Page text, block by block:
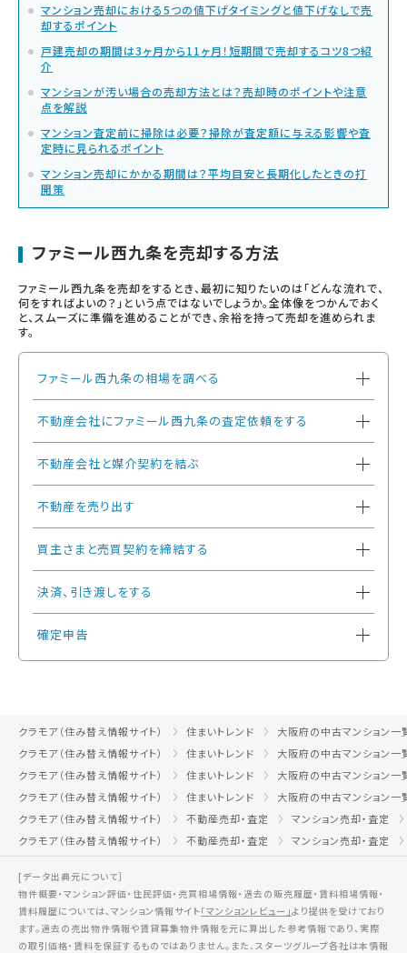
マンション売却における5つの値下げタイミングと値下げなしで売
却するポイント
戸建売却の期間は3ヶ月から11ヶ月！短期間で売却するコツ8つ紹
介
マンションが汚い場合の売却方法とは？売却時のポイントや注意
点を解説
マンション査定前に掃除は必要？掃除が査定額に与える影響や査
定時に見られるポイント
マンション売却にかかる期間は？平均目安と長期化したときの打
開策
ファミール西九条を売却する方法
ファミール西九条を売却をするとき、最初に知りたいのは「どんな流れで、
何をすればよいの？」という点ではないでしょうか。全体像をつかんでおく
と、スムーズに準備を進めることができ、余裕を持って売却を進められま
す。
ファミール西九条の相場を調べる
不動産会社にファミール西九条の査定依頼をする
不動産会社と媒介契約を結ぶ
不動産を売り出す
買主さまと売買契約を締結する
決済、引き渡しをする
確定申告
クラモア（住み替え情報サイト） 住まいトレンド
大阪府の中古マンション一
クラモア（住み替え情報サイト）
住まいトレンド
大阪府の中古マンション一
クラモア（住み替え情報サイト）
住まいトレンド
大阪府の中古マンション一
クラモア（住み替え情報サイト）
住まいトレンド
大阪府の中古マンション一
クラモア（住み替え情報サイト）
不動産売却・査定
マンション売却・査定
クラモア（住み替え情報サイト）
不動産売却・査定 マンション売却・査定
[データ出典元について］
物件概要・マンション評価・住民評価・売買相場情報・過去の販売履歴・賃料相場情報・
賃料履歴については、マンション情報サイト「マンションレビュー」より提供を受けており
ます。過去の売出物件情報や賃貸募集物件情報を元に算出した参考情報であり、実際
の取引価格・賃料を保証するものではありません。また、スターツグループ各社は本情報